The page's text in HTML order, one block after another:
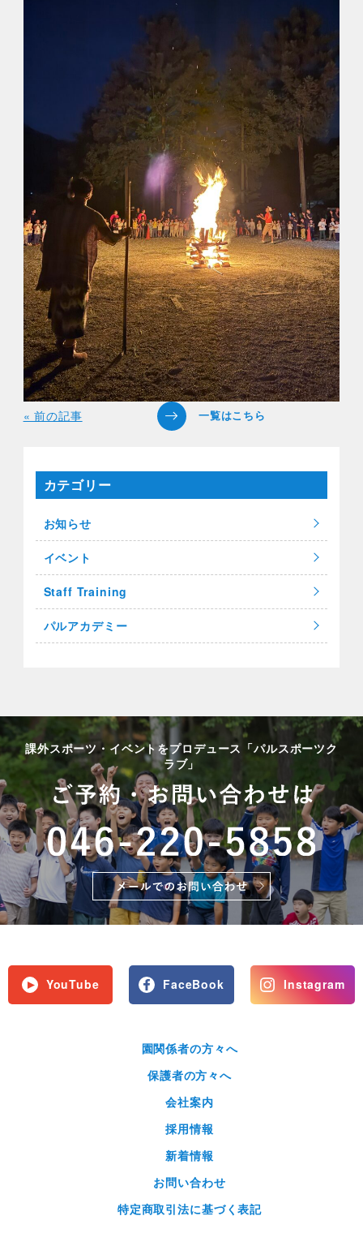
« 前の記事
カテゴリー
お知らせ
イベント
Staff Training
パルアカデミー
課外スポーツ・イベントをプロデュース「パルスポーツク
ラブ」
YouTube FaceBook Instagram
園関係者の方々へ
保護者の方々へ
会社案内
採用情報
新着情報
お問い合わせ
特定商取引法に基づく表記